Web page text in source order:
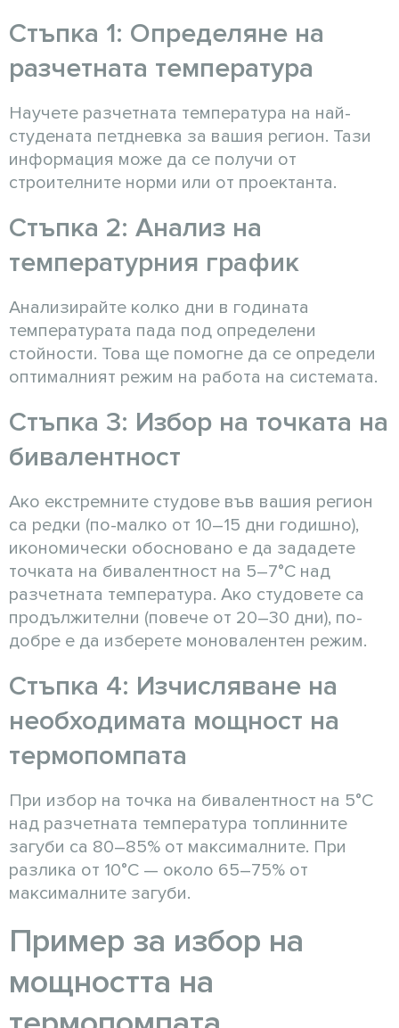
Стъпка 1: Определяне на
разчетната температура
Научете разчетната температура на най-
студената петдневка за вашия регион. Тази
информация може да се получи от
строителните норми или от проектанта.
Стъпка 2: Анализ на
температурния график
Анализирайте колко дни в годината
температурата пада под определени
стойности. Това ще помогне да се определи
оптималният режим на работа на системата.
Стъпка 3: Избор на точката на
бивалентност
Ако екстремните студове във вашия регион
са редки (по-малко от 10–15 дни годишно),
икономически обосновано е да зададете
точката на бивалентност на 5–7°C над
разчетната температура. Ако студовете са
продължителни (повече от 20–30 дни), по-
добре е да изберете моновалентен режим.
Стъпка 4: Изчисляване на
необходимата мощност на
термопомпата
При избор на точка на бивалентност на 5°C
над разчетната температура топлинните
загуби са 80–85% от максималните. При
разлика от 10°C — около 65–75% от
максималните загуби.
Пример за избор на
мощността на